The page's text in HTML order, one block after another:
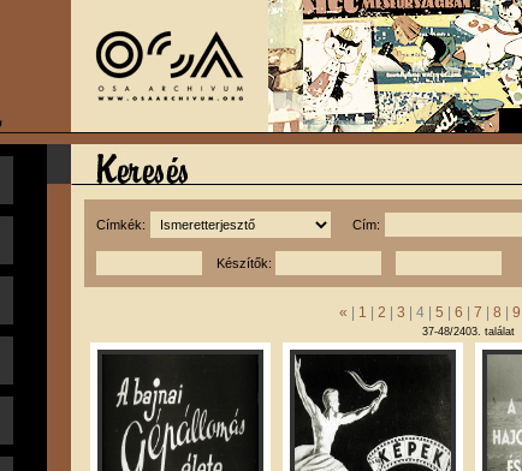
Címkék: Cím:
Készítők:
« | 1 | 2 | 3 | 4 | 5 | 6 | 7 | 8 | 9
37-48/2403. találat